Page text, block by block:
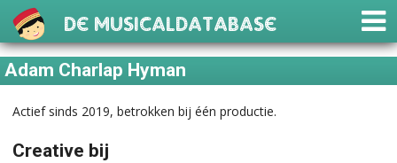
De Musicaldatabase
Adam Charlap Hyman
Actief sinds 2019, betrokken bij één productie.
Creative bij